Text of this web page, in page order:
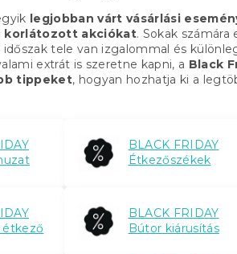
legjobban várt vásárlási
korlátozott akciókat. Sokak
időszak tele van izgalommal és
extrát is szeretne kapni, a Black
tippeket, hogyan hozhatja ki a
BLACK FRIDAY
Étkezőszékek
étkező
BLACK FRIDAY
Bútor kiárusítás